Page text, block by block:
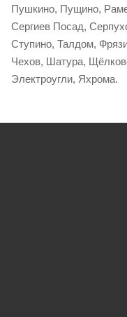
Пушкино, Пущино,
Сергиев Посад,
Ступино, Талдом,
Чехов, Шатура,
Электроугли, Яхрома.